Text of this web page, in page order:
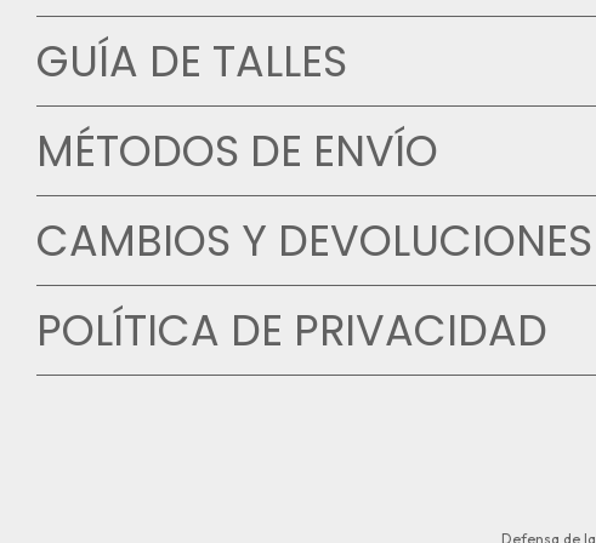
GUÍA DE TALLES
MÉTODOS DE ENVÍO
CAMBIOS Y DEVOLUCIONES
POLÍTICA DE PRIVACIDAD
Defensa de